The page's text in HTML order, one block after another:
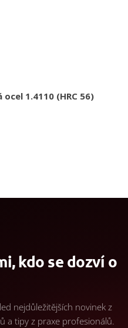
ocel 1.4110 (HRC 56)
kdo se dozví o
nejdůležitějších novinek z
a tipy z praxe profesionálů.